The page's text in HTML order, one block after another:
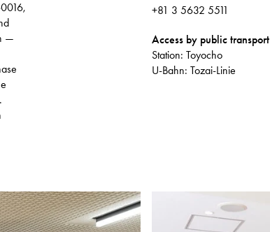
—
+81 3 5632 5511
Access by public transport
Station: Toyocho
U-Bahn: Tozai-Linie